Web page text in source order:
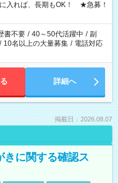
入れば、長期もOK！ ★急募！
書不要 / 40～50代活躍中 / 副
/ 10名以上の大量募集 / 電話対応
詳細へ
掲載日：2026.08.07
きに関する確認ス